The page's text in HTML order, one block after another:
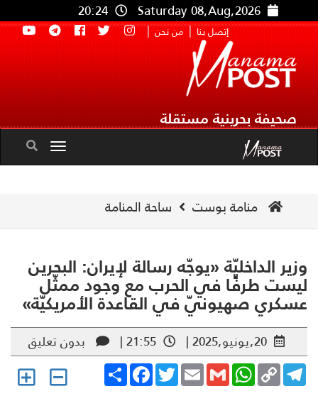
Saturday 08,Aug,2026
20:24
إتصل بنا | من نحن |
صحيفة بحرينية مستقلة
Toggle
navigation
منامة بوست ساحة المنامة
الداخليّة «يوجّه رسالة لإيران: البحرين
طرفًا في الحرب مع وجود ممثّل
صهيونيّ في القاعدة الأمريكيّة»
20,يونيو,2025 | 21:55 |
بدون تعليق
Share
FacebookTwitterEmailGmail
WhatsAppCopy
Link